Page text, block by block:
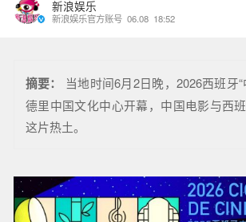
新浪娱乐
新浪娱乐官方账号 06.08 18:52
摘要：
当地时间6月2日晚，2026西班牙
德里中国文化中心开幕，中国电影与西
这片热土。